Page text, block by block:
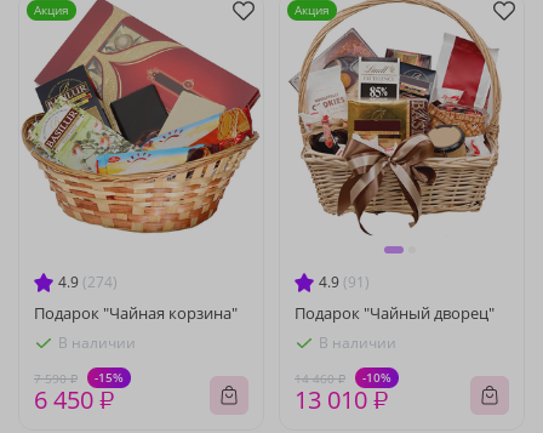
4.9 (274)
Подарок "Чайная корзина"
В наличии
7 590 ₽ -15%
6 450 ₽
Акция
4.9 (91)
Подарок "Чайный дворец"
В наличии
14 460 ₽ -10%
13 010 ₽
Акция